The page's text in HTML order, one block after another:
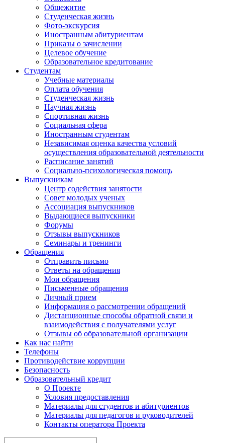
Общежитие
Студенческая жизнь
Фото-экскурсия
Иностранным абитуриентам
Приказы о зачислении
Целевое обучение
Образовательное кредитование
Студентам
Учебные материалы
Оплата обучения
Студенческая жизнь
Научная жизнь
Спортивная жизнь
Социальная сфера
Иностранным студентам
Независимая оценка качества условий
осуществления образовательной деятельности
Расписание занятий
Социально-психологическая помощь
Выпускникам
Центр содействия занятости
Совет молодых ученых
Ассоциация выпускников
Выдающиеся выпускники
Форумы
Отзывы выпускников
Семинары и тренинги
Обращения
Отправить письмо
Ответы на обращения
Мои обращения
Письменные обращения
Личный прием
Информация о рассмотрении обращений
Дистанционные способы обратной связи и
взаимодействия с получателями услуг
Отзывы об образовательной организации
Как нас найти
Телефоны
Противодействие коррупции
Безопасность
Образовательный кредит
О Проекте
Условия предоставления
Материалы для студентов и абитуриентов
Материалы для педагогов и руководителей
Контакты опе ратора Проекта